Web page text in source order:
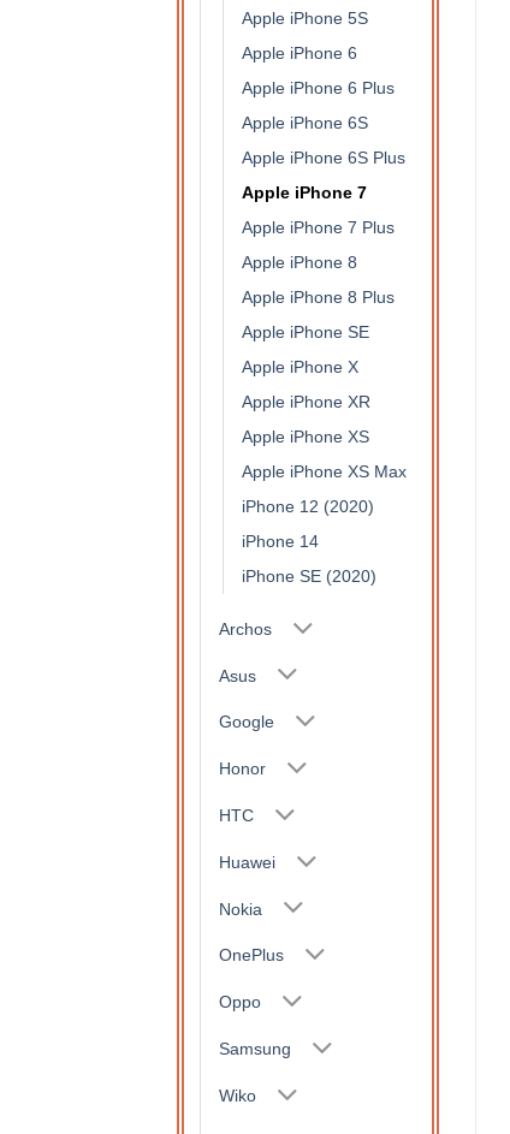
Apple iPhone 5S
Apple iPhone 6
Apple iPhone 6 Plus
Apple iPhone 6S
Apple iPhone 6S Plus
Apple iPhone 7
Apple iPhone 7 Plus
Apple iPhone 8
Apple iPhone 8 Plus
Apple iPhone SE
Apple iPhone X
Apple iPhone XR
Apple iPhone XS
Apple iPhone XS Max
iPhone 12 (2020)
iPhone 14
iPhone SE (2020)
Archos
Asus
Google
Honor
HTC
Huawei
Nokia
OnePlus
Oppo
Samsung
Wiko
APPLE IPHONE 7
Coque antichocs rigide en 3
dorées pour Apple iPhone 7
9,50